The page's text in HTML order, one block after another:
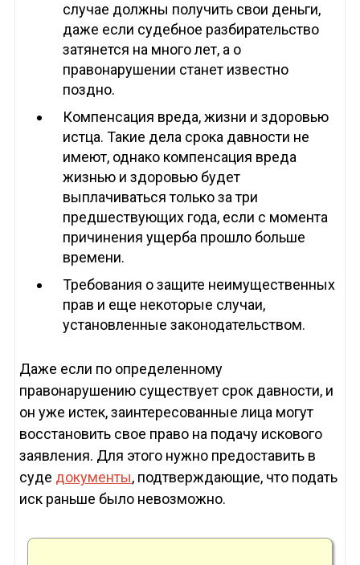
случае должны получить свои деньги,
даже если судебное разбирательство
затянется на много лет, а о
правонарушении станет известно
поздно.
Компенсация вреда, жизни и здоровью
истца. Такие дела срока давности не
имеют, однако компенсация вреда
жизнью и здоровью будет
выплачиваться только за три
предшествующих года, если с момента
причинения ущерба прошло больше
времени.
Требования о защите неимущественных
прав и еще некоторые случаи,
установленные законодательством.
Даже если по определенному
правонарушению существует срок давности, и
он уже истек, заинтересованные лица могут
восстановить свое право на подачу искового
заявления. Для этого нужно предоставить в
суде документы, подтверждающие, что подать
иск раньше было невозможно.